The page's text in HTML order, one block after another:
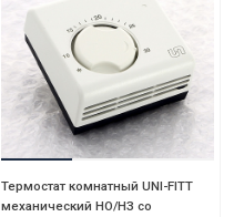
Термостат комнатный UNI-FITT
механический НО/НЗ со